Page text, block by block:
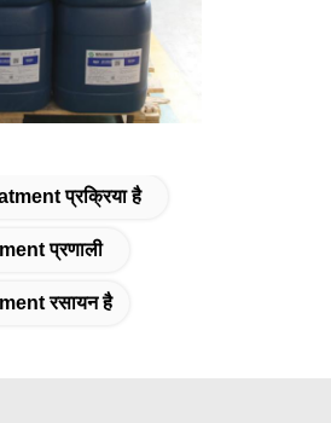
प्रक्रिया है
प्रणाली
रसायन है